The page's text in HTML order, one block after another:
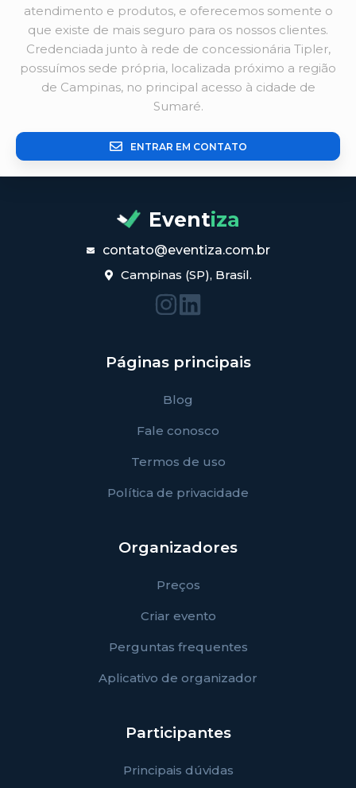
atendimento e produtos, e oferecemos somente o
que existe de mais seguro para os nossos clientes.
Credenciada junto à rede de concessionária Tipler,
possuímos sede própria, localizada próximo a região
de Campinas, no principal acesso à cidade de
Sumaré.
ENTRAR EM CONTATO
Eventiza
contato@eventiza.com.br
Campinas (SP), Brasil.
Páginas principais
Blog
Fale conosco
Termos de uso
Política de privacidade
Organizadores
Preços
Criar evento
Perguntas frequentes
Aplicativo de organizador
Participantes
Principais dúvidas